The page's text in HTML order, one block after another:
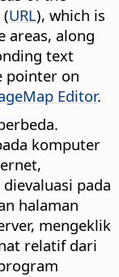
URL), which is
areas, along
text
pointer on
Editor.
komputer
pada
halaman
mengeklik
relatif dari